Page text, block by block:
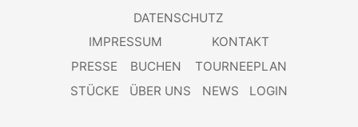
LOGIN
NEWS
ÜBER UNS
STÜCKE
TOURNEEPLAN
BUCHEN
PRESSE
KONTAKT
IMPRESSUM
DATENSCHUTZ